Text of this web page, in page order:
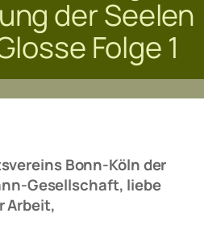
der
Folge 1
Bonn-Köln der
Gesellschaft, liebe
Arbeit,